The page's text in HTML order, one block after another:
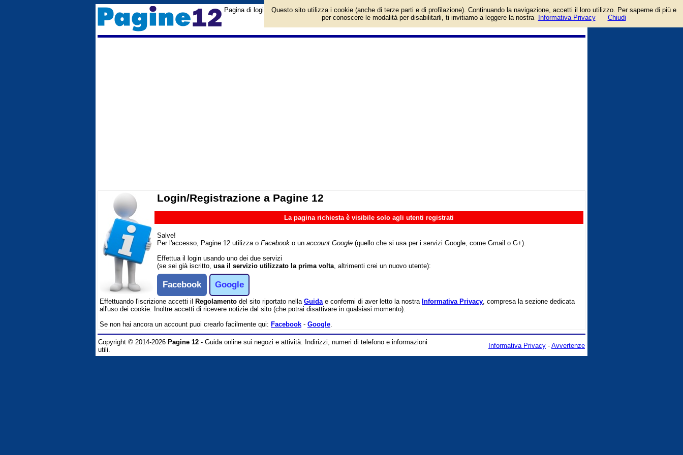
Pagina di login/registrazione al sito Pagine 12. Per l'accesso è richiesto un account facebook o google.
Login/Registrazione a Pagine 12
La pagina richiesta è visibile solo agli utenti registrati
Salve!
Per l'accesso, Pagine 12 utilizza o Facebook o un account Google (quello che si usa per i servizi Google, come Gmail o G+).
Effettua il login usando uno dei due servizi
(se sei già iscritto, usa il servizio utilizzato la prima volta, altrimenti crei un nuovo utente):
Facebook Google
Effettuando l'iscrizione accetti il Regolamento del sito riportato nella Guidae confermi di aver letto la nostra Informativa Privacy, compresa la sezione dedicata
all'uso dei cookie. Inoltre accetti di ricevere notizie dal sito (che potrai disattivare in qualsiasi momento).
Se non hai ancora un account puoi crearlo facilmente qui: Facebook - Google.
Copyright © 2014-2026 Pagine 12 - Guida online sui negozi e attività. Indirizzi, numeri di telefono e informazioni
utili.
Informativa Privacy - Avvertenze
Questo sito utilizza i cookie (anche di terze parti e di profilazione). Continuando la navigazione, accetti il loro utilizzo. Per saperne di più e
per conoscere le modalità per disabilitarli, ti invitiamo a leggere la nostra
Informativa Privacy Chiudi